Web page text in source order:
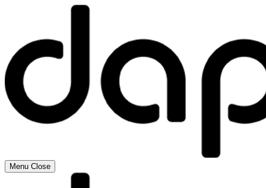
Menu Close